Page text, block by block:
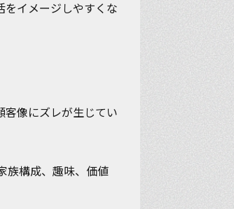
イメージしやすく な
客像にズレが生じてい
族構成、趣味、価値